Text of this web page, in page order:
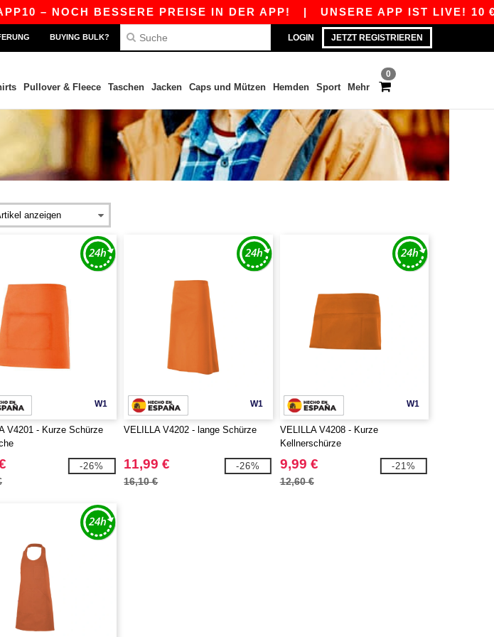
– NOCH BESSERE PREISE IN DER APP!| UNSERE APP IST LIVE! 10 €
LOGIN JETZT REGISTRIEREN
BUYING BULK?
0
Pullover & Fleece Taschen Jacken Caps und Mützen Hemden Sport Mehr
W1
V4201 - Kurze Schürze
-26%
W1
VELILLA V4202 - lange Schürze
11,99 €
16,10 €
-26%
W1
VELILLA V4208 - Kurze
Kellnerschürze
9,99 €
12,60 €
-21%